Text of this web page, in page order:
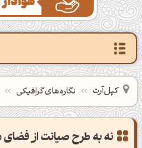
کپل‌آرت نگاره‌های گرافیکی
نه به طرح صیانت از